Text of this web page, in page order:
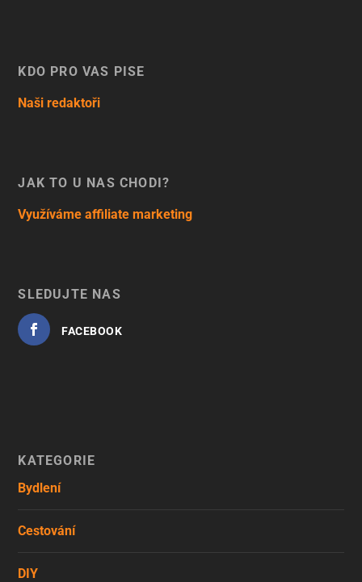
KDO PRO VÁS PÍŠE
Naši redaktoři
JAK TO U NÁS CHODÍ?
Využíváme affiliate marketing
SLEDUJTE NÁS
FACEBOOK
KATEGORIE
Bydlení
Cestování
DIY